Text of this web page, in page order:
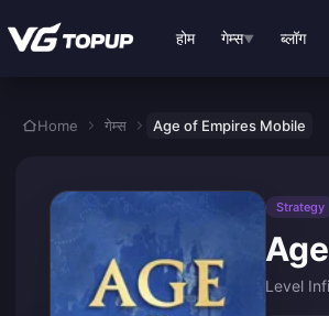
होम गेम्स▼ ब्लॉग
Home गेम्स Age of Empires Mobile
Strategy
Level